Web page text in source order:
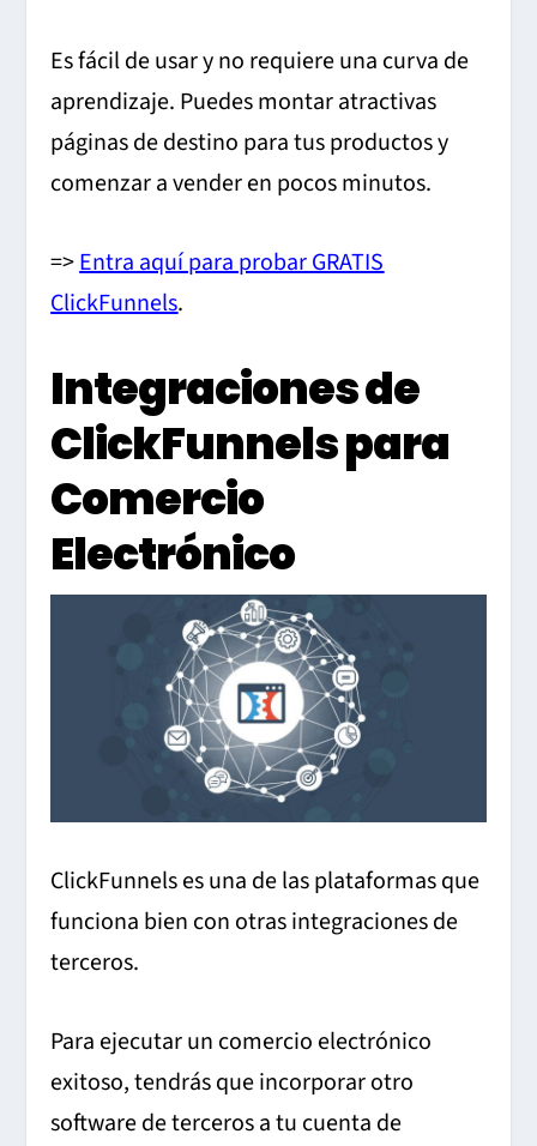
Es fácil de usar y no requiere una curva de
aprendizaje. Puedes montar atractivas
páginas de destino para tus productos y
comenzar a vender en pocos minutos.
=>Entra aquí para probar GRATIS
ClickFunnels.
Integraciones de
ClickFunnels para
Comercio
Electrónico
ClickFunnels es una de las plataformas que
funciona bien con otras integraciones de
terceros.
Para ejecutar un comercio electrónico
exitoso, tendrás que incorporar otro
software de terceros a tu cuenta de